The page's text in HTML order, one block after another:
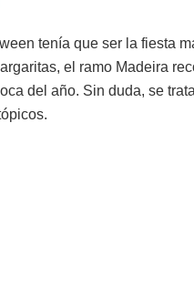
tenía que ser la fiesta
el ramo Madeira
del año. Sin duda, se